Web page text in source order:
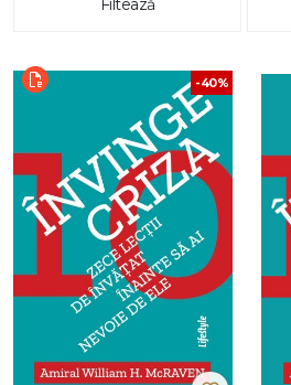
Filtează
-40%